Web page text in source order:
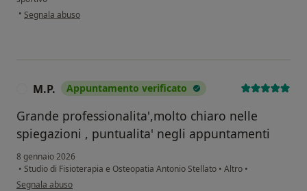
• secondo l'opinione dell'utente Francesco Toscano
Segnala abuso
M.P. Appuntamento verificato
Grande professionalita',molto chiaro nelle
spiegazioni , puntualita' negli appuntamenti
8 gennaio 2026
• Studio di Fisioterapia e Osteopatia Antonio Stellato • Altro •
secondo l'opinione dell'utente M.P.
Segnala abuso